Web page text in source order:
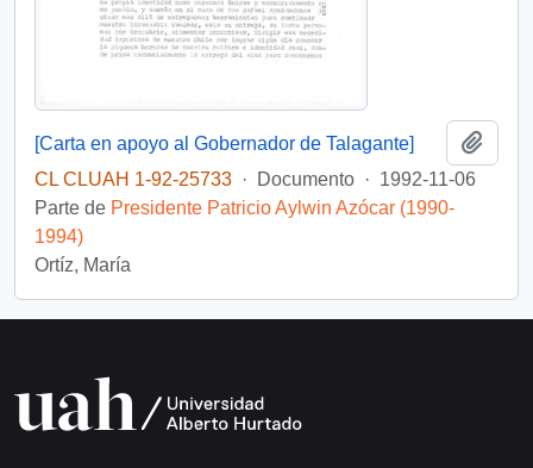
[Carta en apoyo al Gobernador de Talagante]
CL CLUAH 1-92-25733 · Documento · 1992-11-06
Parte de Presidente Patricio Aylwin Azócar (1990-
1994)
Ortíz, María